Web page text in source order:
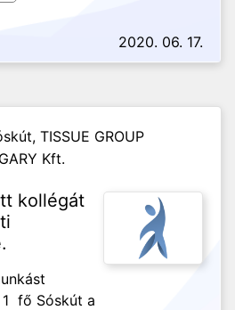
2020. 06. 17.
TISSUE GROUP
Kft.
kollégát
1 fő Sóskút a